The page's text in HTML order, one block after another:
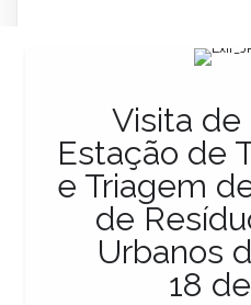
Visita de
Estação de
e Triagem
de
Urbanos
18